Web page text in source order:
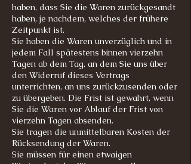
haben, dass Sie die Waren zurückgesandt
haben, je nachdem, welches der frühere
Zeitpunkt ist.
Sie haben die Waren unverzüglich und in
jedem Fall spätestens binnen vierzehn
Tagen ab dem Tag, an dem Sie uns über
den Widerruf dieses Vertrags
unterrichten, an uns zurückzusenden oder
zu übergeben. Die Frist ist gewahrt, wenn
Sie die Waren vor Ablauf der Frist von
vierzehn Tagen absenden.
Sie tragen die unmittelbaren Kosten der
Rücksendung der Waren.
Sie müssen für einen etwaigen